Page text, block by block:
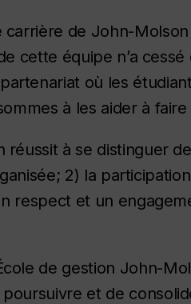
de John-
cette équipe n’a
où les
à les aider à
à se distinguer
2) la
et un
de gestion John-
et de